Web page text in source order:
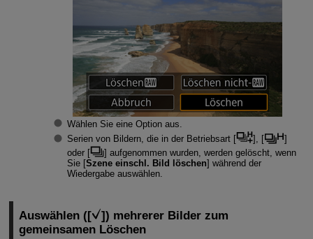
Wählen Sie eine Option aus.
Serien von Bildern, die in der Betriebsart [
], [
]
oder [
] aufgenommen wurden, werden gelöscht, wenn
Sie [Szene einschl. Bild löschen] während der
Wiedergabe auswählen.
Auswählen ([
]) mehrerer Bilder zum
gemeinsamen Löschen